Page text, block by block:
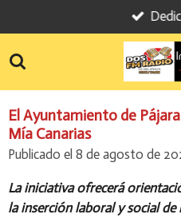
al
contenido
El Ayuntamiento de
Mía Canarias
Publicado el 8 de agosto de
La iniciativa ofrecerá
la inserción laboral y social de